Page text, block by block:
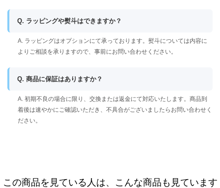
Q. ラッピングや熨斗はできますか？
A. ラッピングはオプションにて承っております。熨斗については内容に
よりご相談を承りますので、事前にお問い合わせください。
Q. 商品に保証はありますか？
A. 初期不良の場合に限り、交換または返金にて対応いたします。商品到
着後は速やかにご確認いただき、不具合がございましたらお問い合わせく
ださい。
この商品を見ている人は、こんな商品も見ています